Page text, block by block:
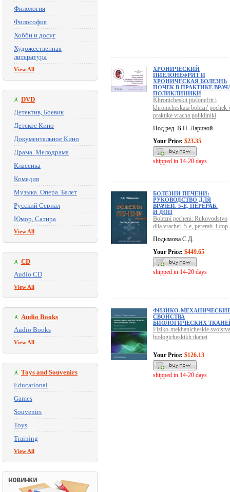
Филология
Философия
Хобби и досуг
Художественная
литература
View All
DVD
Детектив, Боевик
Детское Кино
Документальное Кино
Драма. Мелодрама
Классика
Комедия
Музыка. Опера. Балет
Русский Сериал
Юмор, Сатира
View All
CD
Audio CD
View All
Audio Books
Audio Books
View All
Toys and Souvenirs
Educational
Games
Souvenirs
Toys
Training
View All
ХРОНИЧЕСКИЙ
ПИЕЛОНЕФРИТ И
ХРОНИЧЕСКАЯ БОЛЕЗНЬ
ПОЧЕК В ПРАКТИКЕ
ПОЛИКЛИНИКИ
Khronicheskii pielonefrit i
khronicheskaia bolezn' pochek
praktike vracha polikliniki
Под ред. В.Н. Лариной
Your Price: $23.35
shipped in 14-20 days
БОЛЕЗНИ ПЕЧЕНИ:
РУКОВОДСТВО ДЛЯ
ВРАЧЕЙ. 5-Е, ПЕРЕРАБ.
И ДОП
Bolezni pecheni: Rukovodstvo
dlia vrachei. 5-e, pererab. i dop
Подымова С.Д.
Your Price: $449.65
shipped in 14-20 days
ФИЗИКО-
СВОЙСТВА
БИОЛОГИЧЕСКИХ
Fiziko-mekhanicheskie svoistva
biologicheskikh tkanei
Your Price: $126.13
shipped in 14-20 days